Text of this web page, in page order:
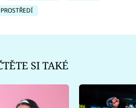
SI TAKÉ